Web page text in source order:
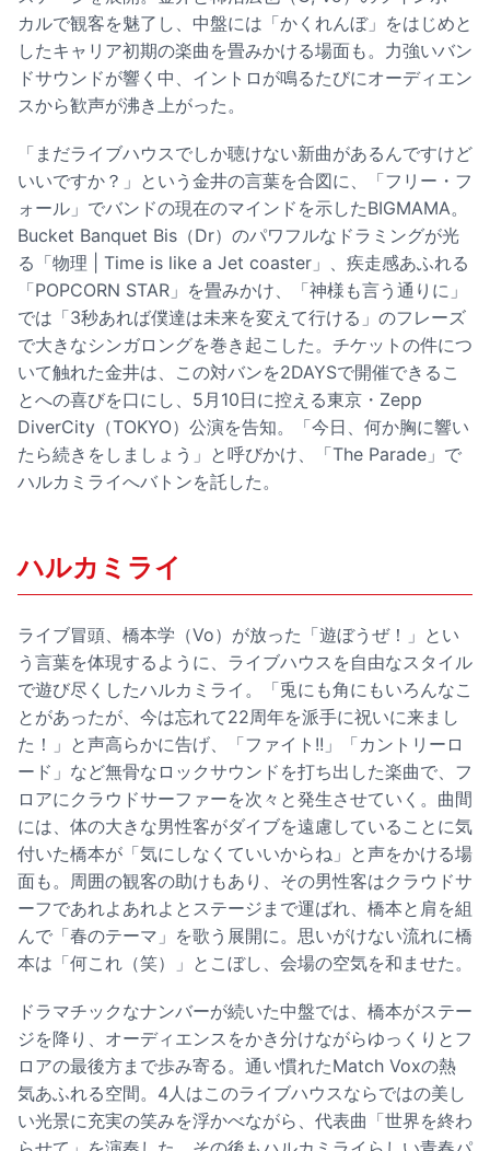
カルで観客を魅了し、中盤には「かくれんぼ」をはじめと
したキャリア初期の楽曲を畳みかける場面も。力強いバン
ドサウンドが響く中、イントロが鳴るたびにオーディエン
スから歓声が沸き上がった。
「まだライブハウスでしか聴けない新曲があるんですけど
いいですか？」という金井の言葉を合図に、「フリー・フ
ォール」でバンドの現在のマインドを示したBIGMAMA。
Bucket Banquet Bis（Dr）のパワフルなドラミングが光
る「物理 | Time is like a Jet coaster」、疾走感あふれる
「POPCORN STAR」を畳みかけ、「神様も言う通りに」
では「3秒あれば僕達は未来を変えて行ける」のフレーズ
で大きなシンガロングを巻き起こした。チケットの件につ
いて触れた金井は、この対バンを2DAYSで開催できるこ
とへの喜びを口にし、5月10日に控える東京・Zepp
DiverCity（TOKYO）公演を告知。「今日、何か胸に響い
たら続きをしましょう」と呼びかけ、「The Parade」で
ハルカミライへバトンを託した。
ハルカミライ
ライブ冒頭、橋本学（Vo）が放った「遊ぼうぜ！」とい
う言葉を体現するように、ライブハウスを自由なスタイル
で遊び尽くしたハルカミライ。「兎にも角にもいろんなこ
とがあったが、今は忘れて22周年を派手に祝いに来まし
た！」と声高らかに告げ、「ファイト!!」「カントリーロ
ード」など無骨なロックサウンドを打ち出した楽曲で、フ
ロアにクラウドサーファーを次々と発生させていく。曲間
には、体の大きな男性客がダイブを遠慮していることに気
付いた橋本が「気にしなくていいからね」と声をかける場
面も。周囲の観客の助けもあり、その男性客はクラウドサ
ーフであれよあれよとステージまで運ばれ、橋本と肩を組
んで「春のテーマ」を歌う展開に。思いがけない流れに橋
本は「何これ（笑）」とこぼし、会場の空気を和ませた。
ドラマチックなナンバーが続いた中盤では、橋本がステー
ジを降り、オーディエンスをかき分けながらゆっくりとフ
ロアの最後方まで歩み寄る。通い慣れたMatch Voxの熱
気あふれる空間。4人はこのライブハウスならではの美し
い光景に充実の笑みを浮かべながら、代表曲「世界を終わ